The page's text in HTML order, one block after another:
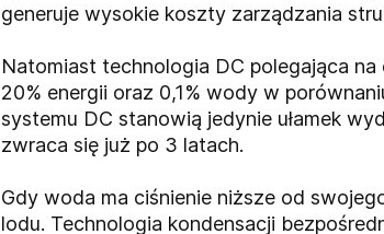
generuje wysokie koszty zarządzania
Natomiast technologia DC polegająca
20% energii oraz 0,1% wody w
systemu DC stanowią jedynie ułamek
zwraca się już po 3 latach.
Gdy woda ma ciśnienie niższe od
lodu. Technologia kondensacji